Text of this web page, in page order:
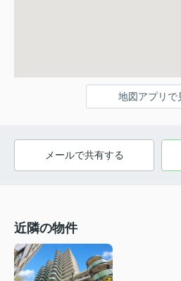
地図アプリで
メールで共有する
近隣の物件